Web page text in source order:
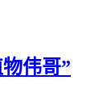
伟哥”